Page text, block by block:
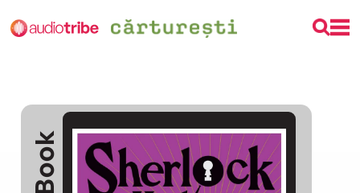
eBook